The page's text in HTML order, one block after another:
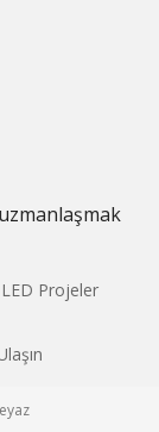
LED Projeler